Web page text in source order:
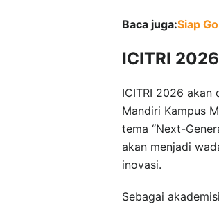
Baca juga:Siap
ICITRI
ICITRI 2026 akan
Mandiri Kampus
tema “Next-
akan menjadi
inovasi.
Sebagai